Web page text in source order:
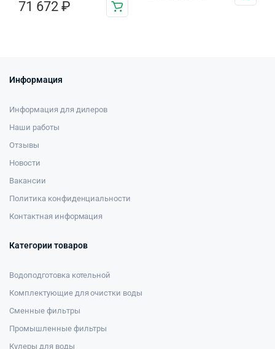
71 672 ₽
Информация
Информация для дилеров
Наши работы
Отзывы
Новости
Вакансии
Политика конфиденциальности
Контактная информация
Категории товаров
Водоподготовка котельной
Комплектующие для очистки воды
Сменные фильтры
Промышленные фильтры
Кулеры для воды